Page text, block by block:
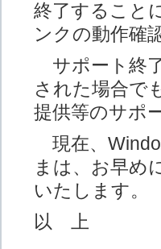
終了すること
ンクの動作確
サポート終
された場合で
提供等のサポ
現在、
まは、お早め
いたします。
以 上